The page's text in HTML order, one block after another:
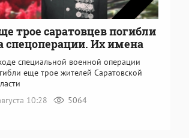
трое саратовцев погибли
спецоперации. Их имена
специальной военной операции
еще трое жителей Саратовской
10:28
5064